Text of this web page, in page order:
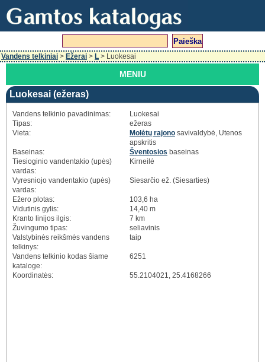
Vandens telkiniai > Ežerai > L > Luokesai
MENIU
Luokesai (ežeras)
Vandens telkinio pavadinimas:
Luokesai
Tipas:
ežeras
Vieta:
Molėtų rajono savivaldybė, Utenos
apskritis
Baseinas:
Šventosios baseinas
Tiesioginio vandentakio (upės)
vardas:
Kirneilė
Vyresniojo vandentakio (upės)
vardas:
Siesarčio ež. (Siesarties)
Ežero plotas:
103,6 ha
Vidutinis gylis:
14,40 m
Kranto linijos ilgis:
7 km
Žuvingumo tipas:
seliavinis
Valstybinės reikšmės vandens
telkinys:
taip
Vandens telkinio kodas šiame
kataloge:
6251
Koordinatės: 55.2104021, 25.4168266